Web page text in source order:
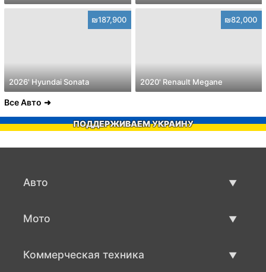
₪187,900
2026' Hyundai Sonata
₪82,000
2020' Renault Megane
Все Авто
ПОДДЕРЖИВАЕМ УКРАИНУ
Авто
Мото
Коммерческая техника